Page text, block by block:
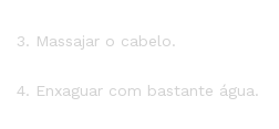
3. Massajar o cabelo.
4. Enxaguar com bastante água.